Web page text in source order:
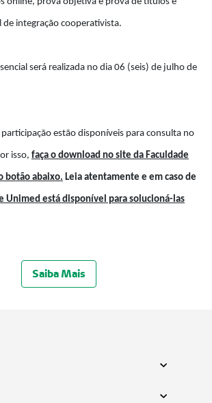
integração cooperativista.
será realizada no dia 06 (seis) de julho de
participação estão disponíveis para consulta no
isso, faça o download no site da Faculdade
botão abaixo. Leia atentamente e em caso de
Unimed está disponível para solucioná-las
Saiba Mais